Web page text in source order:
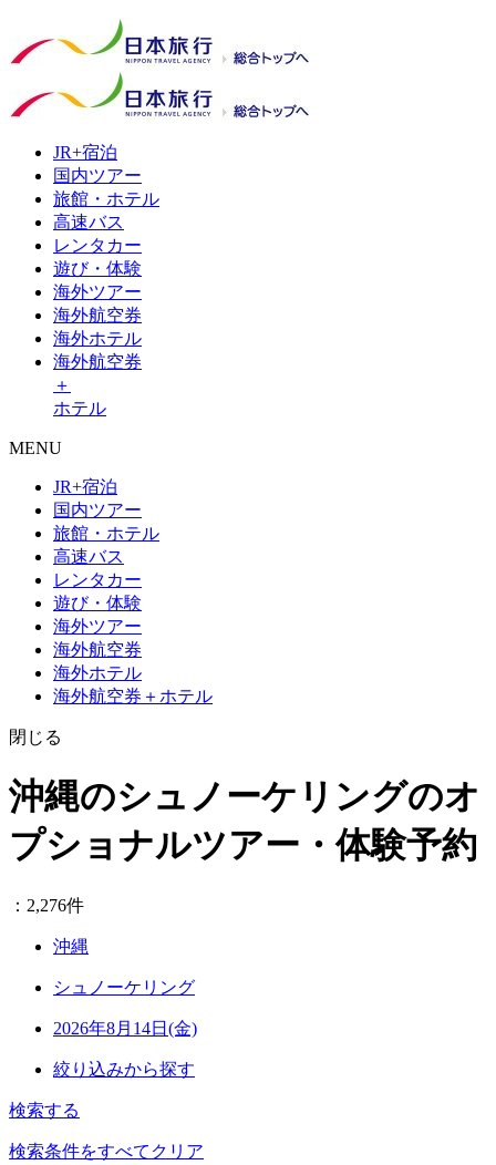
JR+宿泊
国内ツアー
旅館・ ホテル
高速バス
レンタ カー
遊び・ 体験
海外ツアー
海外航空券
海外ホテル
海外航空券
＋
ホテル
MENU
JR+宿泊
国内ツアー
旅館・ホテル
高速バス
レンタカー
遊び・体験
海外ツアー
海外航空券
海外ホテル
海外航空券＋ホテル
閉じる
沖縄のシュノーケリングのオ
プショナルツアー・体験予約
：2,276件
沖縄
シュノーケリング
2026年8月14日(金)
絞り込みから探す
検索する
検索条件をすべてクリア